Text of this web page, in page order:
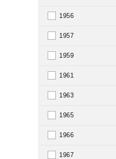
1956
1957
1959
1961
1963
1965
1966
1967